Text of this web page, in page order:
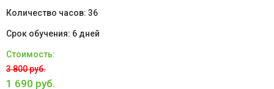
36
6 дней
3 800 руб.
1 690 руб.